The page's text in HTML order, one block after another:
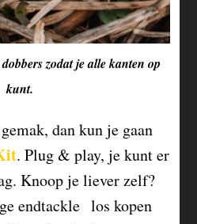
zodat je alle kanten op
kunt.
dan kun je gaan
. Plug & play, je kunt er
Knoop je liever zelf?
endtackle los kopen